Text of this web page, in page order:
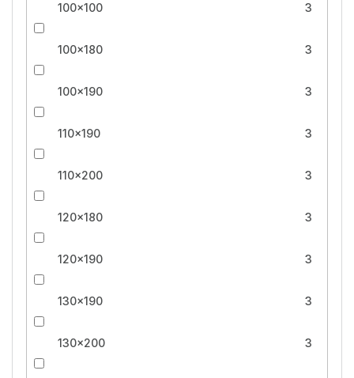
100x100 3
100x180 3
100x190 3
110x190 3
110x200 3
120x180 3
120x190 3
130x190 3
130x200 3